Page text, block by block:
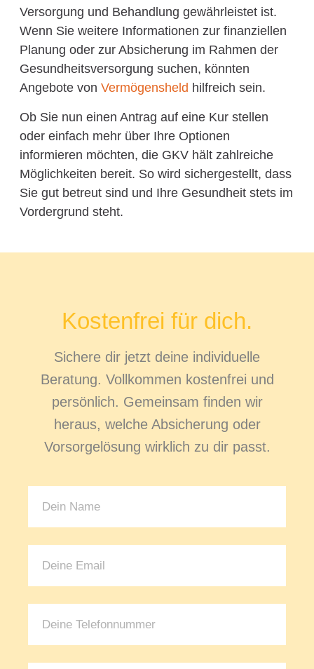
Versorgung und Behandlung gewährleistet ist.
Wenn Sie weitere Informationen zur finanziellen
Planung oder zur Absicherung im Rahmen der
Gesundheitsversorgung suchen, könnten
Angebote von Vermögensheld hilfreich sein.
Ob Sie nun einen Antrag auf eine Kur stellen
oder einfach mehr über Ihre Optionen
informieren möchten, die GKV hält zahlreiche
Möglichkeiten bereit. So wird sichergestellt, dass
Sie gut betreut sind und Ihre Gesundheit stets im
Vordergrund steht.
Kostenfrei für dich.
Sichere dir jetzt deine individuelle
Beratung. Vollkommen kostenfrei und
persönlich. Gemeinsam finden wir
heraus, welche Absicherung oder
Vorsorgelösung wirklich zu dir passt.